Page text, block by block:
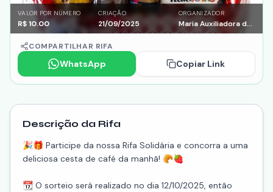
VALOR POR NÚMERO
R$10.00
CRIAÇÃO
21/09/2025
ORGANIZADOR
Maria Auxiliadora de Paula
COMPARTILHAR RIFA
WhatsApp Copiar Link
Descrição da Rifa
🎉🎁 Participe da nossa Rifa Solidária e concorra a uma
deliciosa cesta de café da manhã! 🥐🍓
📆 O sorteio será realizado no dia 12/10/2025, então